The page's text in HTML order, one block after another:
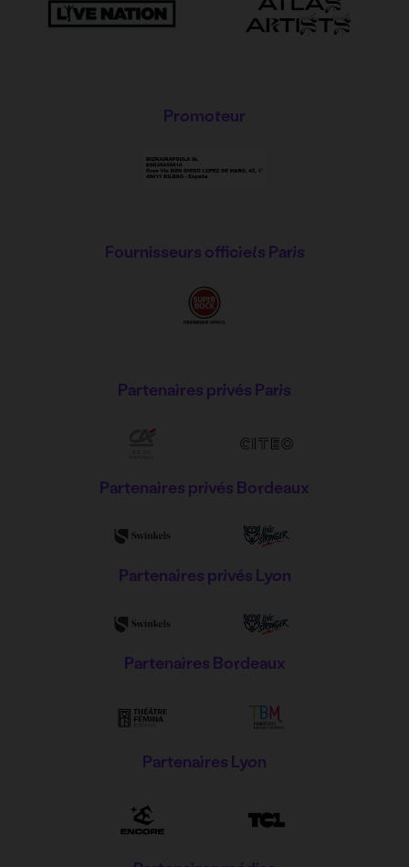
Promoteur
Fournisseurs officiels Paris
Partenaires privés Paris
Partenaires privés Bordeaux
Partenaires privés Lyon
Partenaires Bordeaux
Partenaires Lyon